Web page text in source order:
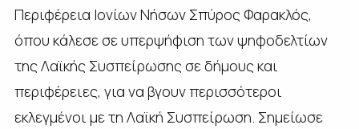
Περιφέρεια Ιονίων Νήσων Σπύρος Φαρακλός,
όπου κάλεσε σε υπερψήφιση των ψηφοδελτίων
της Λαϊκής Συσπείρωσης σε δήμους και
περιφέρειες, για να βγουν περισσότεροι
εκλεγμένοι με τη Λαϊκή Συσπείρωση. Σημείωσε